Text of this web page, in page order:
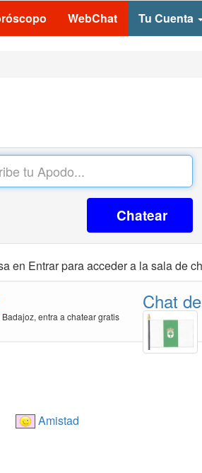
WebChat Tu Cuenta
Chatear
en Entrar para acceder a la sala de
entra a chatear gratis
Chat
Amistad